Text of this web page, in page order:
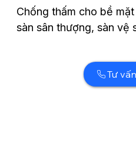
Chống thấm cho bề
sàn sân thượng, sàn vệ
Tư